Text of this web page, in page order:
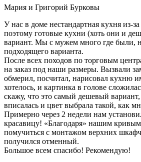
Мария и Григорий Бурковы
У нас в доме нестандартная кухня из-
поэтому готовые кухни (хоть они и
вариант. Мы с мужем много где были,
подходящего варианта.
После всех походов по торговым
на заказ под наши размеры. Вызвали
обмерил, посчитал, нарисовал кухню
хотелось, и картинка в голове
скажу, что это самый дешевый
вписалась и цвет выбрала такой, как
Примерно через 2 недели нам
красавицу! «Благодаря» нашим
помучиться с монтажом верхних
получился отменный.
Большое всем спасибо! Рекомендую!